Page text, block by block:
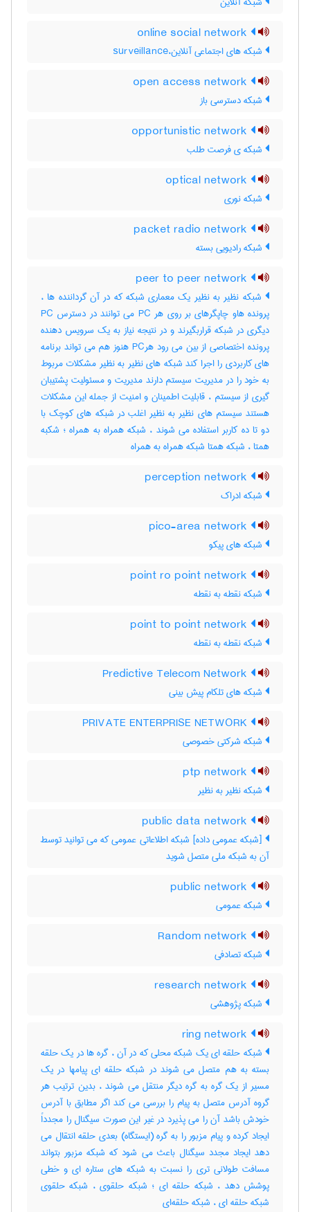
شبکه های اجتماعی آنلاین،surveillance
شبکه دسترسی باز
شبکه ی فرصت طلب
شبکه نوری
شبکه رادیویی بسته
شبکه نظیر به نظیر یک معماری شبکه که در آن گرداننده ها ،
پرونده هاو چاپگرهای بر روی هر PC می توانند در دسترس PC
دیگری در شبکه قراربگیرند و در نتیجه نیاز به یک سرویس دهنده
پرونده اختصاصی از بین می رود هرPC هنوز هم می تواند برنامه
های کاربردی را اجرا کند شبکه های نظیر به نظیر مشکلات مربوط
به خود را در مدیریت سیستم دارند مدیریت و مسئولیت پشتیبان
گیری از سیستم ، قابلیت اطمینان و امنیت از جمله این مشکلات
هستند سیستم های نظیر به نظیر اغلب در شبکه های کوچک با
دو تا ده کاربر استفاده می شوند ، شبکه همراه به همراه ؛ شکبه
همتا ، شبکه همتا شبکه همراه به همراه
شبکه ادراک
شبکه های پیکو
شبکه نقطه به نقطه
شبکه نقطه به نقطه
شبکه های تلکام پیش بینی
شبکه شرکتی خصوصی
شبکه نظیر به نظیر
[شبکه عمومی داده] شبکه اطلاعاتی عمومی که می توانید توسط
آن به شبکه ملی متصل شوید
شبکه عمومی
شبکه تصادفی
شبکه پژوهشی
شبکه حلقه ای یک شبکه محلی که در آن ، گره ها در یک حلقه
بسته به هم متصل می شوند در شبکه حلقه ای پیامها در یک
مسیر از یک گره به گره دیگر منتقل می شوند ، بدین ترتیب هر
گروه آدرس متصل به پیام را بررسی می کند اگر مطابق با آدرس
خودش باشد آن را می پذیرد در غیر این صورت سیگنال را مجدداً
ایجاد کرده و پیام مزبور را به گره (ایستگاه) بعدی حلقه انتقال می
دهد ایجاد مجدد سیگنال باعث می شود که شبکه مزبور بتواند
مسافت طولانی تری را نسبت به شبکه های ستاره ای و خطی
پوشش دهد ، شبکه حلقه ای ؛ شبکه حلقوی ، شبکه حلقوی
شبکه حلقه ای ، شبکه حلقه‌ای